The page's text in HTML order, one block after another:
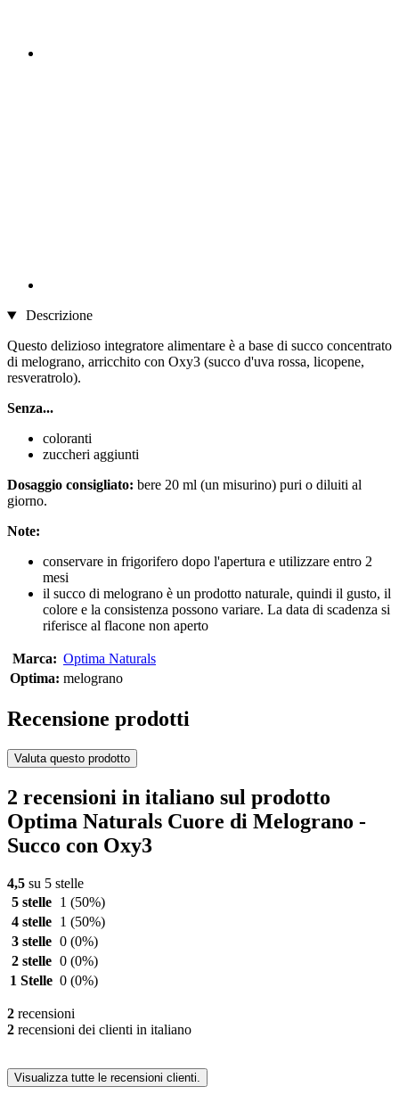
Descrizione
Questo delizioso integratore alimentare è a base di succo concentrato
di melograno, arricchito con Oxy3 (succo d'uva rossa, licopene,
resveratrolo).
Senza...
coloranti
zuccheri aggiunti
Dosaggio consigliato: bere 20 ml (un misurino) puri o diluiti al
giorno.
Note:
conservare in frigorifero dopo l'apertura e utilizzare entro 2
mesi
il succo di melograno è un prodotto naturale, quindi il gusto, il
colore e la consistenza possono variare. La data di scadenza si
riferisce al flacone non aperto
Marca: Optima Naturals
Optima: melograno
Recensione prodotti
Valuta questo prodotto
2 recensioni in italiano sul prodotto
Optima Naturals Cuore di Melograno -
Succo con Oxy3
4,5 su 5 stelle
5 stelle
1 (50%)
4 stelle
1 (50%)
3 stelle 0 (0%)
2 stelle 0 (0%)
1 Stelle 0 (0%)
2 recensioni
2 recensioni dei clienti in italiano
Visualizza tutte le recensioni clienti.